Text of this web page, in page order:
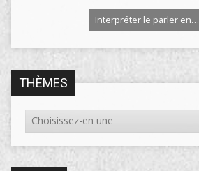
Interpréter le parler en…
THÈMES